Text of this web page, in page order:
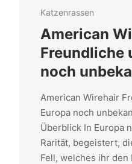
Katzenrassen
American
Freundliche
noch
American Wirehair
Europa noch
Überblick In Europa
Rarität, begeistert,
Fell, welches ihr den